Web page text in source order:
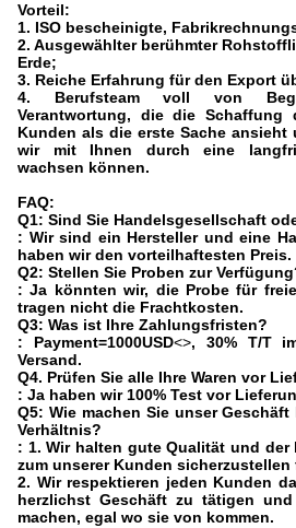
Vorteil:
1. ISO bescheinigte,
2. Ausgewählter berühmter
Erde;
3. Reiche Erfahrung für den Export
4. Berufsteam voll von
Verantwortung, die die Schaffung
Kunden als die erste Sache ansieht
wir mit Ihnen durch eine
wachsen können.
FAQ:
Q1: Sind Sie Handelsgesellschaft
: Wir sind ein Hersteller und eine
haben wir den vorteilhaftesten Preis.
Q2: Stellen Sie Proben zur
: Ja könnten wir, die Probe für
tragen nicht die Frachtkosten.
Q3: Was ist Ihre Zahlungsfristen?
: Payment=1000USD<>, 30% T/T
Versand.
Q4. Prüfen Sie alle Ihre Waren vor
: Ja haben wir 100% Test vor
Q5: Wie machen Sie unser
Verhältnis?
: 1. Wir halten gute Qualität und der
zum unserer Kunden sicherzustellen
2. Wir respektieren jeden Kunden
herzlichst Geschäft zu tätigen
machen, egal wo sie von kommen.